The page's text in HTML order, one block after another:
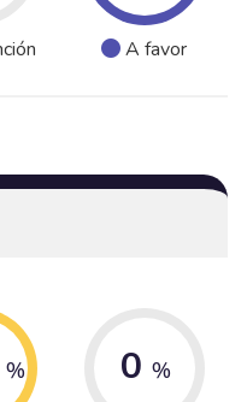
A favor
% 0 %